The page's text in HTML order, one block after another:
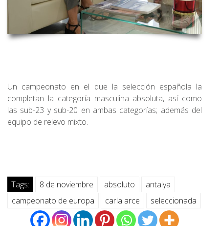
Un campeonato en el que la selección española la
completan la categoría masculina absoluta, así como
las sub-23 y sub-20 en ambas categorías; además del
equipo de relevo mixto.
Tags: 8 de noviembre absoluto
antalya
campeonato de europa
carla arce seleccionada